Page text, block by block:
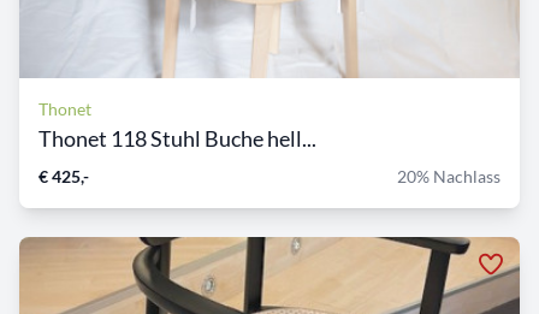
Thonet
Thonet 118 Stuhl Buche hell...
€ 425,- 20% Nachlass